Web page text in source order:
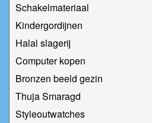
Schakelmateriaal
Kindergordijnen
Halal slagerij
Computer kopen
Bronzen beeld gezin
Thuja Smaragd
Styleoutwatches